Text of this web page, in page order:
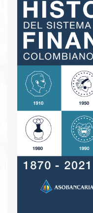
satisfactorio, pero
será decisivo para
sendas de
Descargar PDF